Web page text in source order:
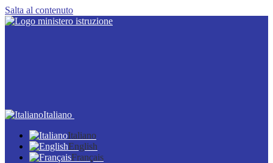
Salta al contenuto
Italiano
Italiano
English
Français